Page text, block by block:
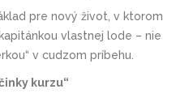
pre nový život, v ktorom
vlastnej lode – nie
v cudzom príbehu.
kurzu“